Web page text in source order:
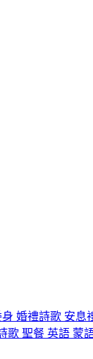
婚禮詩歌 安息
歌 聖餐 英語 蒙